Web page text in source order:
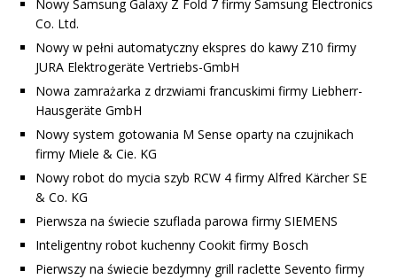
Nowy Samsung Galaxy Z Fold 7 firmy Samsung Electronics
Co. Ltd.
Nowy w pełni automatyczny ekspres do kawy Z10 firmy
JURA Elektrogeräte Vertriebs-GmbH
Nowa zamrażarka z drzwiami francuskimi firmy Liebherr-
Hausgeräte GmbH
Nowy system gotowania M Sense oparty na czujnikach
firmy Miele & Cie. KG
Nowy robot do mycia szyb RCW 4 firmy Alfred Kärcher SE
& Co. KG
Pierwsza na świecie szuflada parowa firmy SIEMENS
Inteligentny robot kuchenny Cookit firmy Bosch
Pierwszy na świecie bezdymny grill raclette Sevento firmy